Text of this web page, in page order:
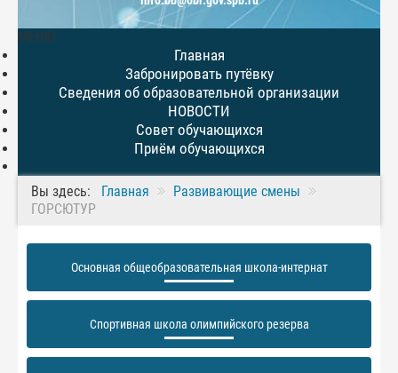
МЕНЮ
Главная
Забронировать путёвку
Сведения об образовательной организации
НОВОСТИ
Совет обучающихся
Приём обучающихся
Вы здесь: Главная
Развивающие смены
ГОРСЮТУР
Основная общеобразовательная школа-интернат
Спортивная школа олимпийского резерва